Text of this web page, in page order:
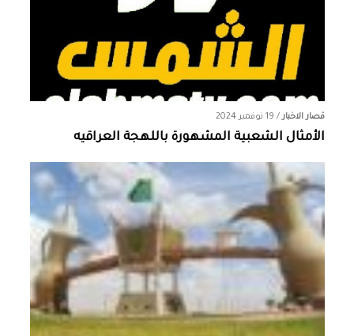
قصار الاخبار/ 19 نوفمبر 2024
الأمثال الشعبية المشهورة باللهجة العراقيه